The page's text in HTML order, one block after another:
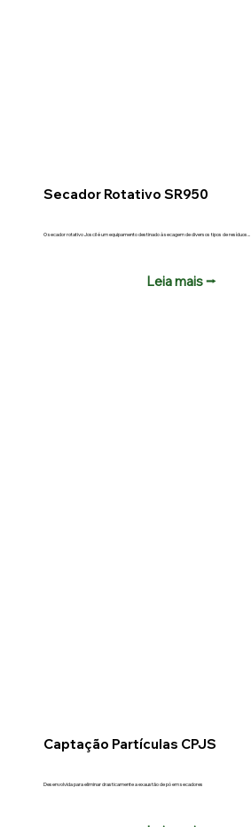
Secador Rotativo SR950
O secador rotativo Joscil é um equipamento destinado à secagem de diversos tipos de resíduos...
Leia mais ⭢
Captação Partículas CPJS
Desenvolvida para eliminar drasticamente a exaustão de pó em secadores